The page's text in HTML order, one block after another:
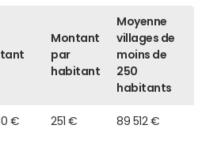
Montant
par
habitant
Moyenne
villages de
moins de
250
habitants
€ 251 € 89 512 €